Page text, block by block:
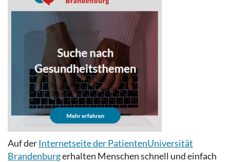
Auf derInternetseite der PatientenUniversität
Brandenburgerhalten Menschen schnell und einfach